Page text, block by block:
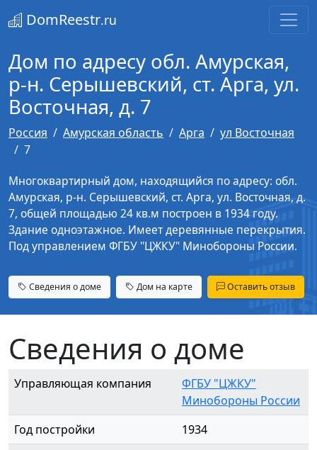
DomReestr.ru
Дом по адресу обл. Амурская,
р-н. Серышевский, ст. Арга, ул.
Восточная, д. 7
Россия Амурская область Арга
ул Восточная
7
Многоквартирный дом, находящийся по адресу: обл.
Амурская, р-н. Серышевский, ст. Арга, ул. Восточная, д.
7, общей площадью 24 кв.м построен в 1934 году.
Здание одноэтажное. Имеет деревянные перекрытия.
Под управлением ФГБУ "ЦЖКУ" Минобороны России.
Сведения о доме Дом на карте Оставить отзыв
Сведения о доме
Управляющая компания
ФГБУ "ЦЖКУ"
Минобороны России
Год постройки
1934